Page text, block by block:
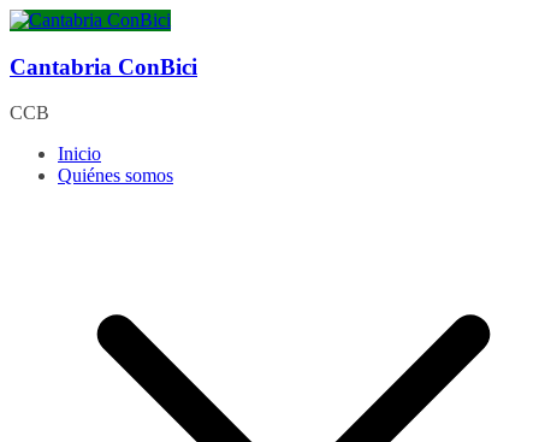
Saltar
contenido
Cantabria ConBici
CCB
Inicio
Quiénes somos